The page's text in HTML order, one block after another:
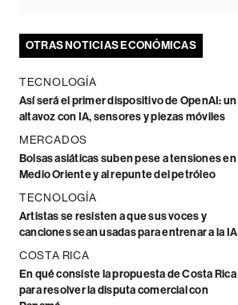
OTRAS NOTICIAS ECONÓMICAS
TECNOLOGÍA
Así será el primer dispositivo de OpenAI: un
altavoz con IA, sensores y piezas móviles
MERCADOS
Bolsas asiáticas suben pese a tensiones en
Medio Oriente y al repunte del petróleo
TECNOLOGÍA
Artistas se resisten a que sus voces y
canciones sean usadas para entrenar a la IA
COSTA RICA
En qué consiste la propuesta de Costa Rica
para resolver la disputa comercial con